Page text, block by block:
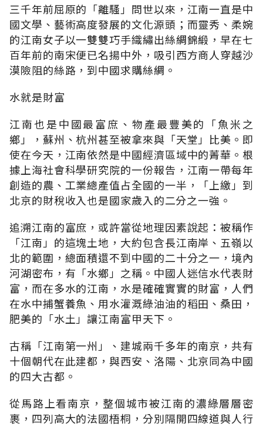
三千年前屈原的「離騷」問世以來，江南一直是中
國文學、藝術高度發展的文化源頭；而靈秀、柔婉
的江南女子以一雙雙巧手織繡出絲綢錦緞，早在七
百年前的南宋便已名揚中外，吸引西方商人穿越沙
漠險阻的絲路，到中國求購絲綢。
水就是財富
江南也是中國最富庶、物產最豐美的「魚米之
鄉」，蘇州、杭州甚至被拿來與「天堂」比美。即
使在今天，江南依然是中國經濟區域中的菁華。根
據上海社會科學研究院的一份報告，江南一帶每年
創造的農、工業總產值占全國的一半，「上繳」到
北京的財稅收入也是國家歲入的二分之一強。
追溯江南的富庶，或許當從地理因素說起：被稱作
「江南」的這塊土地，大約包含長江南岸、五嶺以
北的範圍，總面積還不到中國的二十分之一，境內
河湖密布，有「水鄉」之稱。中國人迷信水代表財
富，而在多水的江南，水是確確實實的財富，人們
在水中捕蟹養魚、用水灌溉綠油油的稻田、桑田，
肥美的「水土」讓江南富甲天下。
古稱「江南第一州」、建城兩千多年的南京，共有
十個朝代在此建都，與西安、洛陽、北京同為中國
的四大古都。
從馬路上看南京，整個城市被江南的濃綠層層密
裹，四列高大的法國梧桐，分別隔開四線道與人行